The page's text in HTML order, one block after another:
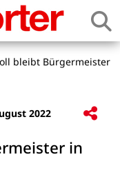
bleibt Bürgermeister
2022
in